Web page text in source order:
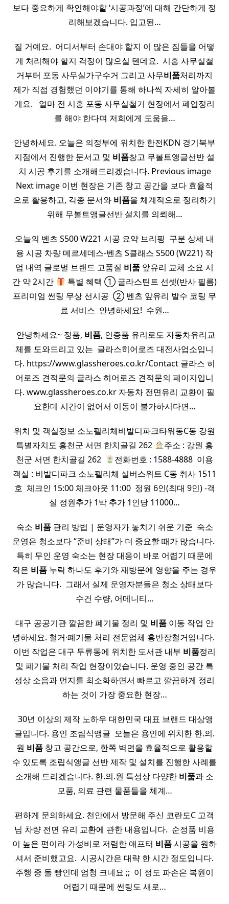
보다 중요하게 확인해야할 ‘시공과정’에 대해 간단하게 정
리해보겠습니다. 입고된…
질 거예요. ​ 어디서부터 손대야 할지 이 많은 짐들을 어떻
게 처리해야 할지 걱정이 많으실 텐데요. ​ 시흥 사무실철
거부터 포동 사무실가구수거 그리고 사무비품처리까지
제가 직접 경험했던 이야기를 통해 하나씩 자세히 알아볼
게요. ​ ​ 얼마 전 시흥 포동 사무실철거 현장에서 폐업정리
를 해야 한다며 저희에게 도움을…
안녕하세요. 오늘은 의정부에 위치한 한전KDN 경기북부
지점에서 진행한 문서고 및 비품창고 무볼트앵글선반 설
치 시공 후기를 소개해드리겠습니다. Previous image
Next image 이번 현장은 기존 창고 공간을 보다 효율적
으로 활용하고, 각종 문서와 비품을 체계적으로 정리하기
위해 무볼트앵글선반 설치를 의뢰해…
오늘의 벤츠 S500 W221 시공 요약 브리핑 ​ 구분 상세 내
용 시공 차량 메르세데스-벤츠 S클래스 S500 (W221) 작
업 내역 글로벌 브랜드 고품질 비품 앞유리 교체 소요 시
간 약 2시간
특별 혜택 ① 글라스틴트 선셋(반사 필름)
프리미엄 썬팅 무상 선시공 ​ ② 벤츠 앞유리 발수 코팅 무
료 서비스 ​ 안녕하세요! ​ 수원…
​ 안녕하세요~ 정품, 비품, 인증품 유리로도 자동차유리교
체를 도와드리고 있는 ​ 글라스히어로즈 대전사업소입니
다. https://www.glassheroes.co.kr/Contact 글라스 히
어로즈 견적문의 글라스 히어로즈 견적문의 페이지입니
다. www.glassheroes.co.kr 자동차 전면유리 교환이 필
요한데 시간이 없어서 이동이 불가하시다면…
위치 및 객실정보 소노펠리체비발디파크타워동C동 강원
특별자치도 홍천군 서면 한치골길 262
주소 : 강원 홍
천군 서면 한치골길 262 ​
전화번호 : 1588-4888 ​ 이용
객실 : 비발디파크 소노펠리체 실버스위트 C동 취사 1511
호 ​ 체크인 15:00 체크아웃 11:00 ​ 정원 6인(최대 9인) -객
실 정원추가 1박 추가 1인당 11000…
숙소 비품관리 방법 | 운영자가 놓치기 쉬운 기준 ​ 숙소
운영은 청소보다 “준비 상태”가 더 중요할 때가 많습니다. ​
특히 무인 운영 숙소는 현장 대응이 바로 어렵기 때문에
작은 비품 누락 하나도 후기와 재방문에 영향을 주는 경우
가 많습니다. ​ 그래서 실제 운영자분들은 청소 상태보다
수건 수량, 어메니티…
대구 공공기관 깔끔한 폐기물 정리 및 비품 이동 작업 안
녕하세요. 철거·폐기물 처리 전문업체 홍반장철거입니다. ​
이번 작업은 대구 두류동에 위치한 도서관 내부 비품정리
및 폐기물 처리 작업 현장이었습니다. 운영 중인 공간 특
성상 소음과 먼지를 최소화하면서 빠르고 깔끔하게 정리
하는 것이 가장 중요한 현장…
​ 30년 이상의 제작 노하우 대한민국 대표 브랜드 대상앵
글입니다. 용인 조립식앵글 ​ 오늘은 용인에 위치한 한.의.
원 비품 창고 공간으로, 한쪽 벽면을 효율적으로 활용할
수 있도록 조립식앵글 선반 제작 및 설치를 진행한 사례를
소개해 드리겠습니다. 한.의.원 특성상 다양한 비품과 소
모품, 의료 관련 물품들을 체계…
편하게 문의하세요. 천안에서 방문해 주신 코란도C 고객
님 차량 전면 유리 교환에 관한 내용입니다. ​ 순정품 비용
이 높은 편이라 가성비로 저렴한 애프터 비품시공을 원하
셔서 준비했고요. ​ 시공시간은 대략 한 시간 정도입니다.
주행 중 돌 빵인데 엄청 크네요 ;; ​ 이 정도 파손은 복원이
어렵기 때문에 썬팅도 새로…